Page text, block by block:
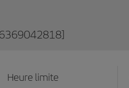
Heure limite